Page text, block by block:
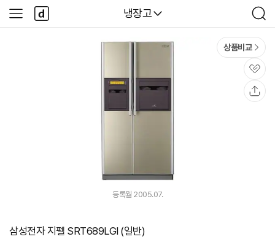
다나와
냉장고
검
색
사
이
다
나
와
상품비교
관
심
등록월 2005.07.
삼성전자 지펠 SRT689LGI (일반)